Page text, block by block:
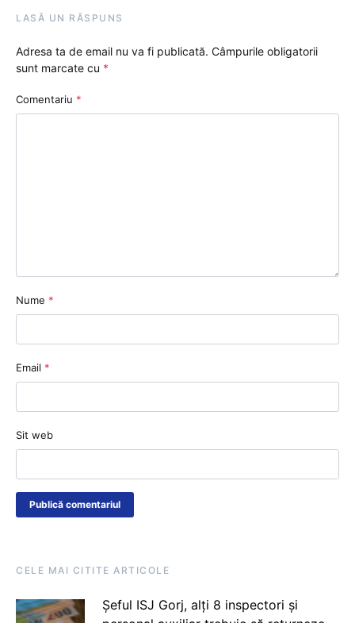
LASĂ UN RĂSPUNS
Adresa ta de email nu va fi publicată. Câmpurile obligatorii
sunt marcate cu *
Comentariu *
Nume *
Email *
Sit web
CELE MAI CITITE ARTICOLE
Șeful ISJ Gorj, alți 8 inspectori și